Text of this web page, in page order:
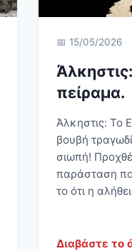
📅 15/05/2026
πείραμα.
Άλκηστις: Το
βουβή
σιωπή!
παράσταση
το ότι η
Διαβάστε το